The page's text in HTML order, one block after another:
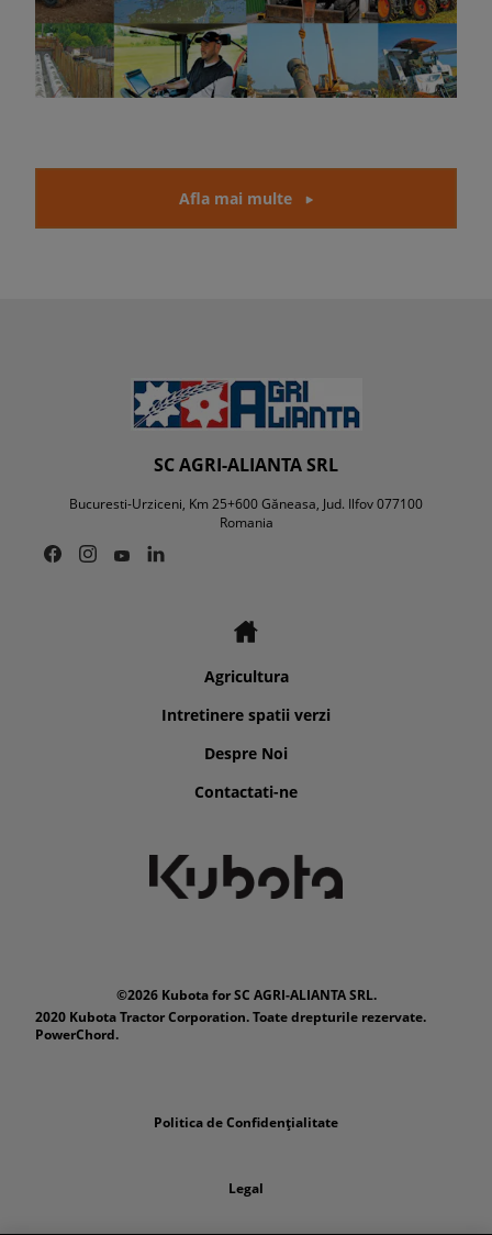
Afla mai multe
SC AGRI-ALIANTA SRL
Bucuresti-Urziceni, Km 25+600 Găneasa, Jud. Ilfov 077100
Romania
Agricultura
Intretinere spatii verzi
Despre Noi
Contactati-ne
©2026 Kubota for SC AGRI-ALIANTA SRL.
2020 Kubota Tractor Corporation. Toate drepturile rezervate.
PowerChord.
Politica de Confidențialitate
Legal